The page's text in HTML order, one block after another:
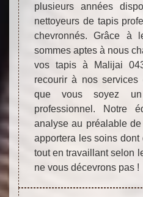
plusieurs années
nettoyeurs de tapis
chevronnés. Grâce à
sommes aptes à nous
vos tapis à Malijai
recourir à nos services
que vous soyez
professionnel. Notre
analyse au préalable
apportera les soins
tout en travaillant selon
ne vous décevrons pas !